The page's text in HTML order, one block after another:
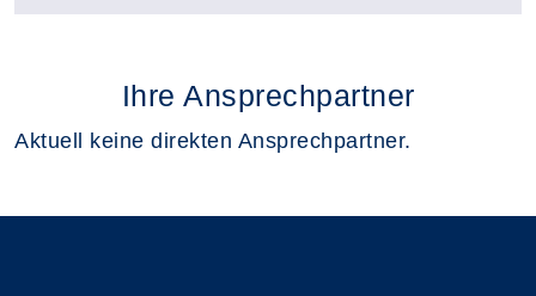
Ihre Ansprechpartner
Aktuell keine direkten Ansprechpartner.